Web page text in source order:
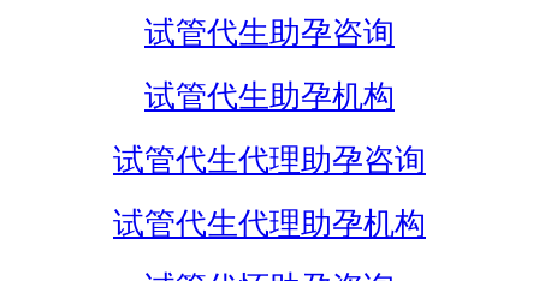
试管代生助孕咨询
试管代生助孕机构
试管代生代理助孕咨询
试管代生代理助孕机构